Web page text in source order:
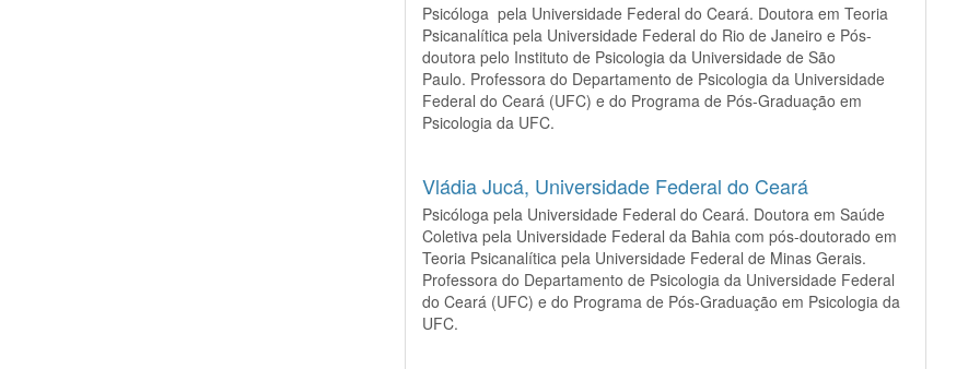
Psicóloga pela Universidade Federal do Ceará. Doutora em Teoria
Psicanalítica pela Universidade Federal do Rio de Janeiro e Pós-
doutora pelo Instituto de Psicologia da Universidade de São
Paulo. Professora do Departamento de Psicologia da Universidade
Federal do Ceará (UFC) e do Programa de Pós-Graduação em
Psicologia da UFC.
Vládia Jucá, Universidade Federal do Ceará
Psicóloga pela Universidade Federal do Ceará. Doutora em Saúde
Coletiva pela Universidade Federal da Bahia com pós-doutorado em
Teoria Psicanalítica pela Universidade Federal de Minas Gerais.
Professora do Departamento de Psicologia da Universidade Federal
do Ceará (UFC) e do Programa de Pós-Graduação em Psicologia da
UFC.